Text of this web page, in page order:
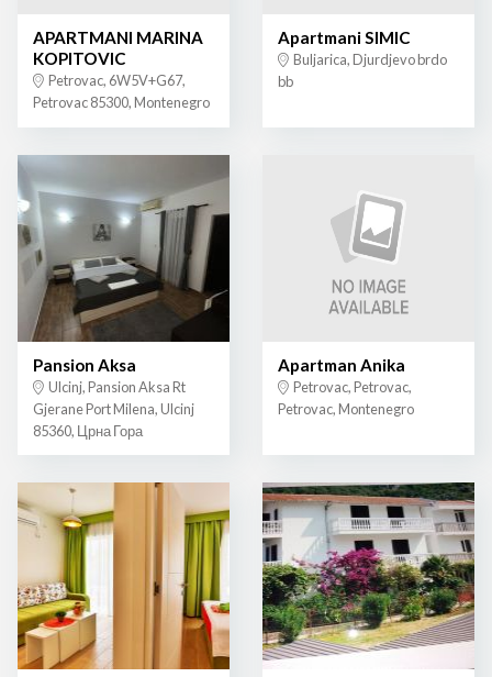
APARTMANI MARINA
KOPITOVIC
Petrovac, 6W5V+G67,
Petrovac 85300, Montenegro
Apartmani SIMIC
Buljarica, Djurdjevo brdo
bb
Pansion Aksa
Ulcinj, Pansion Aksa Rt
Gjerane Port Milena, Ulcinj
85360, Црна Гора
Apartman Anika
Petrovac, Petrovac,
Petrovac, Montenegro